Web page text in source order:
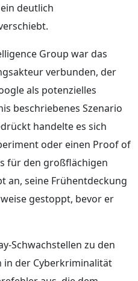
deutlich
Group war das
verbunden, der
als potenzielles
beschriebenes Szenario
handelte es sich
oder einen Proof of
für den großflächigen
an, seine Frühentdeckung
gestoppt, bevor er
Schwachstellen zu den
in der Cyberkriminalität